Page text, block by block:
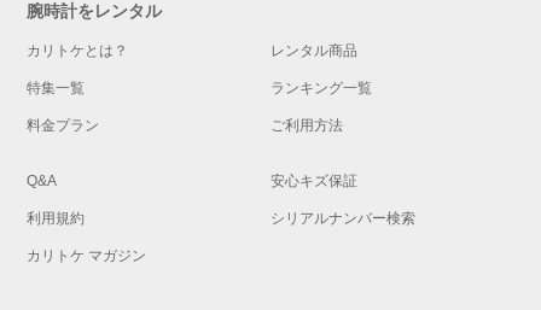
腕時計をレンタル
カリトケとは？ レンタル商品
特集一覧 ランキング一覧
料金プラン ご利用方法
Q&A 安心キズ保証
利用規約 シリアルナンバー検索
カリトケ マガジン